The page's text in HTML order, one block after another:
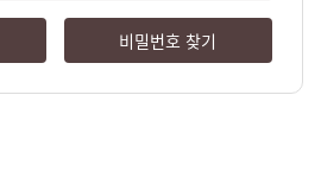
비밀번호 찾기